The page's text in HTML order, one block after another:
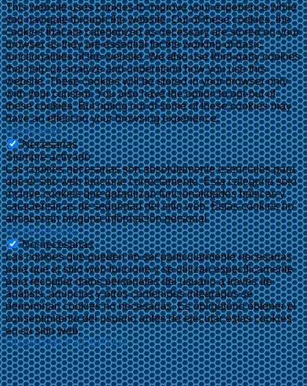
This website uses cookies to improve your experience while
you navigate through the website. Out of these cookies, the
cookies that are categorized as necessary are stored on your
browser as they are essential for the working of basic
functionalities of the website. We also use third-party cookies
that help us analyze and understand how you use this
website. These cookies will be stored in your browser only
with your consent. You also have the option to opt-out of
these cookies. But opting out of some of these cookies may
have an effect on your browsing experience.
Necesarias
Necesarias
Siempre activado
Las cookies necesarias son absolutamente esenciales para
que el sitio web funcione correctamente. Esta categoría solo
incluye cookies que garantizan funcionalidades básicas y
características de seguridad del sitio web. Estas cookies no
almacenan ninguna información personal.
No-necesarias
No-necesarias
Las cookies que pueden no ser particularmente necesarias
para que el sitio web funcione y se utilizan específicamente
para recopilar datos personales del usuario a través de
análisis, anuncios y otros contenidos integrados se
denominan cookies no necesarias. Es obligatorio obtener el
consentimiento del usuario antes de ejecutar estas cookies
en su sitio web.
GUARDAR Y ACEPTAR